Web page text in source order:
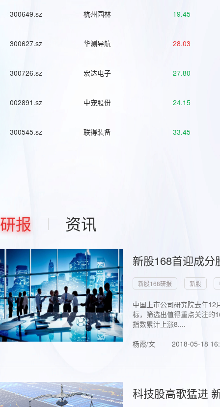
300649.sz 杭州园林 19.45
300627.sz 华测导航 28.03
300726.sz 宏达电子 27.80
002891.sz 中宠股份 24.15
300545.sz 联得装备 33.45
研报 资讯
新股168首迎成
新股168研报 新股
中国上市公司研究院去年
标，筛选出值得重点关注的
指数累计上涨8....
杨霞/文
2018-05-18
科技股高歌猛进